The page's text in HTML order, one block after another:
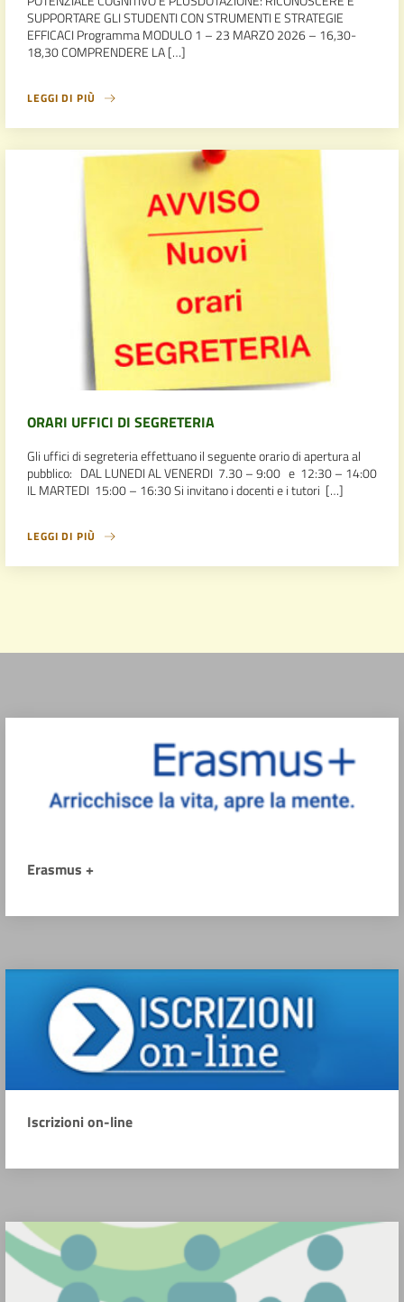
SUPPORTARE GLI STUDENTI CON STRUMENTI E STRATEGIE
EFFICACI Programma MODULO 1 – 23 MARZO 2026 – 16,30-
18,30 COMPRENDERE LA […]
LEGGI DI PIÙ
ORARI UFFICI DI SEGRETERIA
Gli uffici di segreteria effettuano il seguente orario di apertura al
pubblico: DAL LUNEDI AL VENERDI 7.30 – 9:00 e 12:30 – 14:00
IL MARTEDI 15:00 – 16:30 Si invitano i docenti e i tutori […]
LEGGI DI PIÙ
Erasmus +
Iscrizioni on-line